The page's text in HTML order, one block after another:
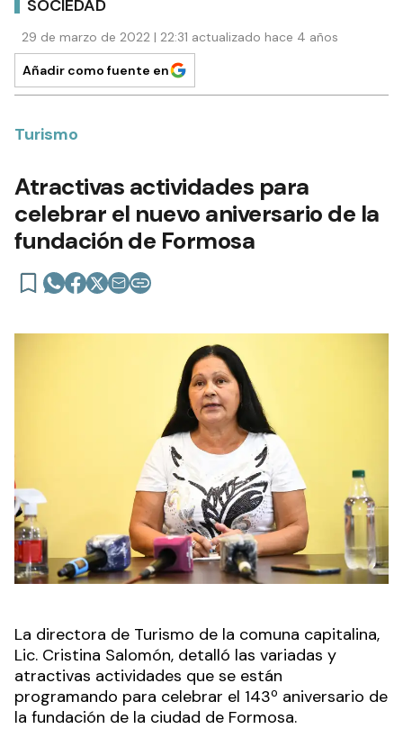
SOCIEDAD
29 de marzo de 2022 | 22:31 actualizado hace 4 años
Añadir como fuente en
Turismo
Atractivas actividades para
celebrar el nuevo aniversario de la
fundación de Formosa
La directora de Turismo de la comuna capitalina,
Lic. Cristina Salomón, detalló las variadas y
atractivas actividades que se están
programando para celebrar el 143º aniversario de
la fundación de la ciudad de Formosa.